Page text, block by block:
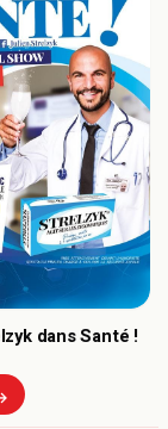
dans Santé !